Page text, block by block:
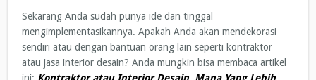
Sekarang Anda sudah punya ide dan tinggal
mengimplementasikannya. Apakah Anda akan mendekorasi
sendiri atau dengan bantuan orang lain seperti kontraktor
atau jasa interior desain? Anda mungkin bisa membaca artikel
ini: Kontraktor atau Interior Desain, Mana Yang Lebih